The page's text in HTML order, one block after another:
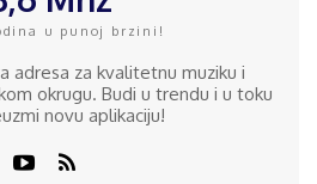
u punoj brzini!
adresa za kvalitetnu muziku i
okrugu. Budi u trendu i u toku
novu aplikaciju!